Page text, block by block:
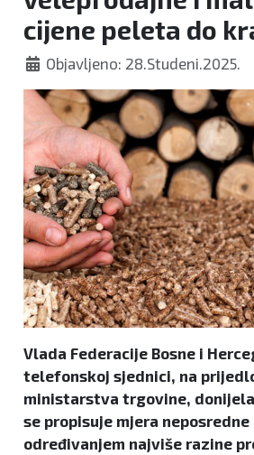
Crna
kronika
Politika
Zanimljivosti
cijene peleta do
Objavljeno: 28.Studeni.2025.
Vlada Federacije Bosne i
telefonskoj sjednici, na
ministarstva trgovine,
se propisuje mjera
određivanjem najviše razine